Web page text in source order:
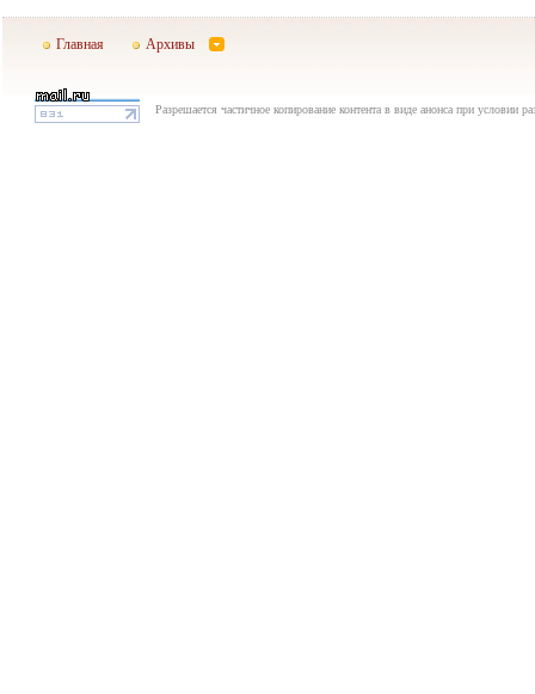
Главная Архивы
Разрешается частичное копирование контента в виде анонса при условии